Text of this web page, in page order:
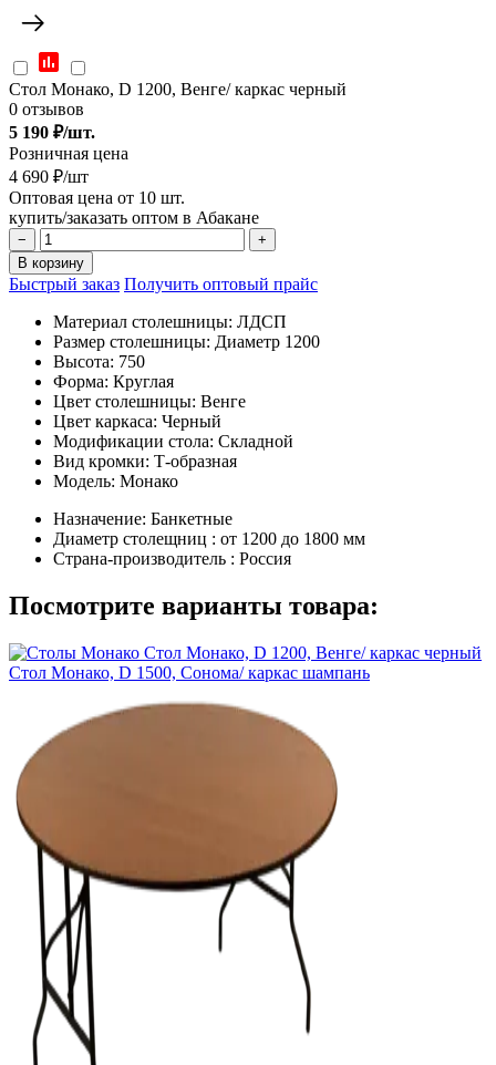
Стол Монако, D 1200, Венге/ каркас черный
0 отзывов
5 190 ₽/шт.
Розничная цена
4 690 ₽/шт
Оптовая цена от 10 шт.
купить/заказать оптом в Абакане
−
+
В корзину
Быстрый заказ Получить оптовый прайс
Материал столешницы: ЛДСП
Размер столешницы: Диаметр 1200
Высота: 750
Форма: Круглая
Цвет столешницы: Венге
Цвет каркаса: Черный
Модификации стола: Складной
Вид кромки: Т-образная
Модель: Монако
Назначение: Банкетные
Диаметр столещниц : от 1200 до 1800 мм
Страна-производитель : Россия
Посмотрите варианты товара:
Стол Монако, D 1500, Сонома/ каркас шампань